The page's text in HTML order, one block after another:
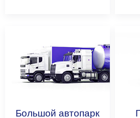
Большой автопарк